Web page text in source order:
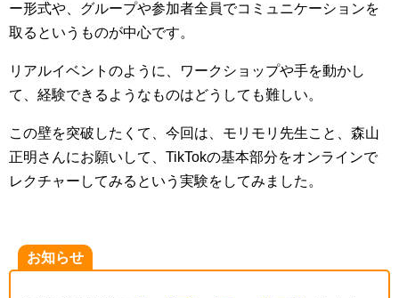
ー形式や、グループや参加者全員でコミュニケーションを
取るというものが中心です。
リアルイベントのように、ワークショップや手を動かし
て、経験できるようなものはどうしても難しい。
この壁を突破したくて、今回は、モリモリ先生こと、森山
正明さんにお願いして、TikTokの基本部分をオンラインで
レクチャーしてみるという実験をしてみました。
お知らせ